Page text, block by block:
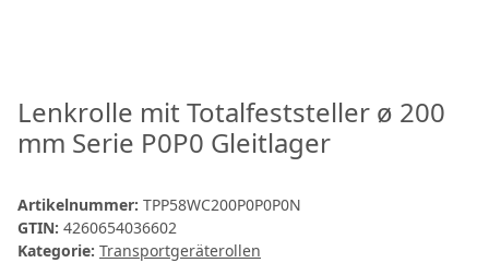
Lenkrolle mit Totalfeststeller ø 200
mm Serie P0P0 Gleitlager
Artikelnummer: TPP58WC200P0P0P0N
GTIN: 4260654036602
Kategorie: Transportgeräterollen